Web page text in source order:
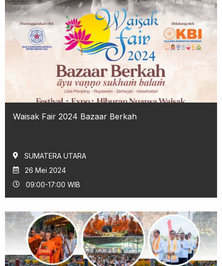
Waisak Fair 2024 Bazaar Berkah
SUMATERA UTARA
26 Mei 2024
09:00-17:00 WIB